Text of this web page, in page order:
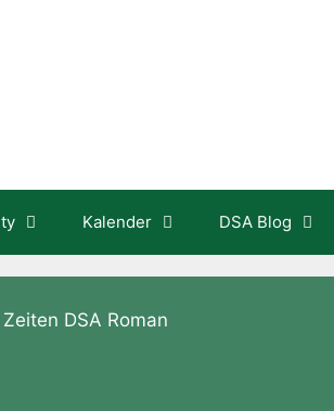
Kalender DSA Blog